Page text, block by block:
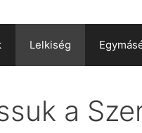
Lelkiség
a